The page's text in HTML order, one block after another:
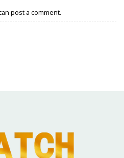
post a comment.